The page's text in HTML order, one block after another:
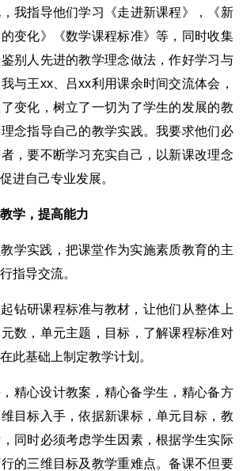
我指导他们学习《走进新课程》，《新
变化》《数学课程标准》等，同时收集
别人先进的教学理念做法，作好学习与
与王xx、吕xx利用课余时间交流体会，
变化，树立了一切为了学生的发展的教
念指导自己的教学实践。我要求他们必
，要不断学习充实自己，以新课改理念
进自己专业发展。
学，提高能力
学实践，把课堂作为实施素质教育的主
指导交流。
钻研课程标准与教材，让他们从整体上
数，单元主题，目标，了解课程标准对
此基础上制定教学计划。
精心设计教案，精心备学生，精心备方
目标入手，依据新课标，单元目标，教
同时必须考虑学生因素，根据学生实际
的三维目标及教学重难点。备课不但要